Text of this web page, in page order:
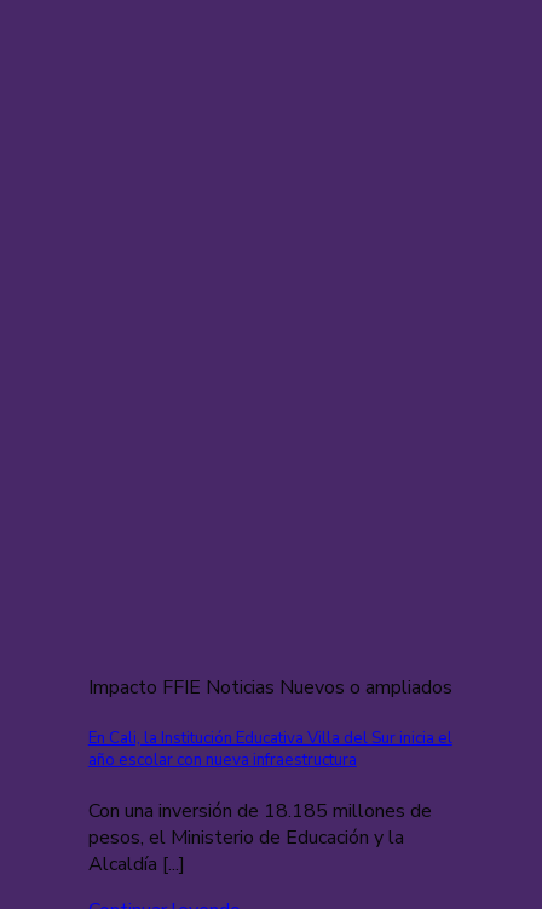
Impacto FFIE Noticias Nuevos o ampliados
En Cali, la Institución Educativa Villa del Sur inicia el
año escolar con nueva infraestructura
Con una inversión de 18.185 millones de
pesos, el Ministerio de Educación y la
Alcaldía [...]